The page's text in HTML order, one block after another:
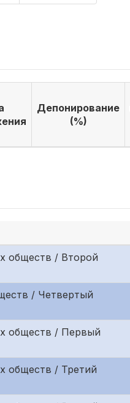
Депонирование
(%)
обществ / Второй
/ Четвертый
обществ / Первый
обществ / Третий